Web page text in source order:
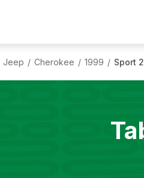
Jeep / Cherokee / 1999 / Sport